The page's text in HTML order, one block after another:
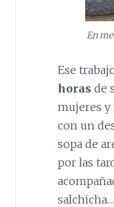
En
Ese
horas de
mujeres y
con un
sopa de
por las